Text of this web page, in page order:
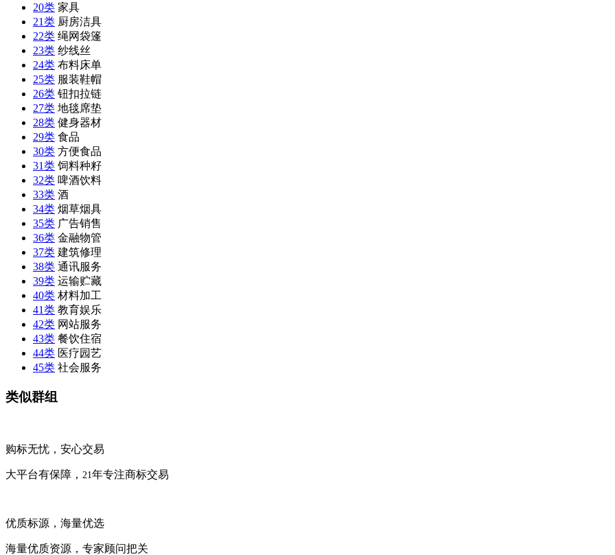
20类 家具
21类 厨房洁具
22类 绳网袋篷
23类 纱线丝
24类 布料床单
25类 服装鞋帽
26类 钮扣拉链
27类 地毯席垫
28类 健身器材
29类 食品
30类 方便食品
31类 饲料种籽
32类 啤酒饮料
33类 酒
34类 烟草烟具
35类 广告销售
36类 金融物管
37类 建筑修理
38类 通讯服务
39类 运输贮藏
40类 材料加工
41类 教育娱乐
42类 网站服务
43类 餐饮住宿
44类 医疗园艺
45类 社会服务
类似群组
购标无忧，安心交易
大平台有保障， 21年专注商标交易
优质标源，海量优选
海量优质资源，专家顾问把关